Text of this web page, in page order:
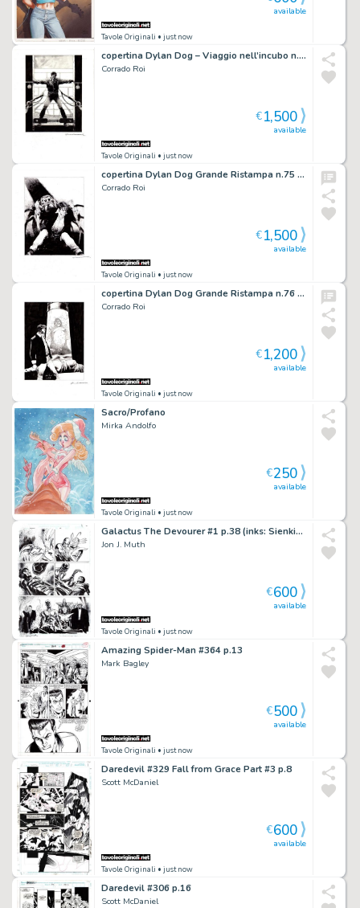
Tavole Originali • just now
available
copertina Dylan Dog – Viaggio nell’incubo n.4 “Orrore cosmico”
Corrado Roi
Tavole Originali • just now
available
€1,500
copertina Dylan Dog Grande Ristampa n.75 “Insonnia”
Corrado Roi
Tavole Originali • just now
available
€1,500
copertina Dylan Dog Grande Ristampa n.76 “Oltre quella porta”
Corrado Roi
Tavole Originali • just now
available
€1,200
Sacro/Profano
Mirka Andolfo
Tavole Originali • just now
available
€250
Galactus The Devourer #1 p.38 (inks: Sienkiewicz)
Jon J. Muth
Tavole Originali • just now
available
€600
Amazing Spider-Man #364 p.13
Mark Bagley
Tavole Originali • just now
available
€500
Daredevil #329 Fall from Grace Part #3 p.8
Scott McDaniel
Tavole Originali • just now
available
€600
Daredevil #306 p.16
Scott McDaniel